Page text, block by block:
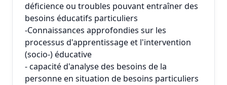
déficience ou troubles pouvant entraîner des
besoins éducatifs particuliers
-Connaissances approfondies sur les
processus d'apprentissage et l'intervention
(socio-) éducative
- capacité d'analyse des besoins de la
personne en situation de besoins particuliers